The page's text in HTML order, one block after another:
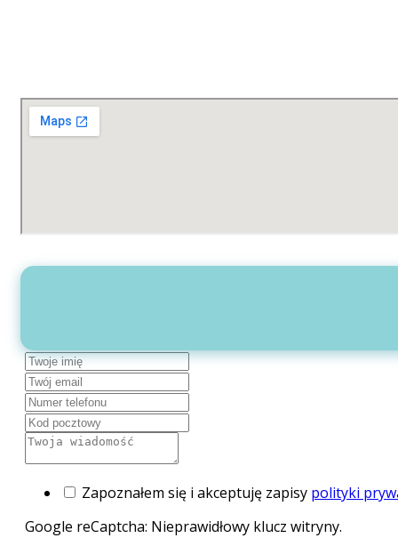
Zapoznałem się i akceptuję zapisy polityki
Google reCaptcha: Nieprawidłowy klucz witryny.